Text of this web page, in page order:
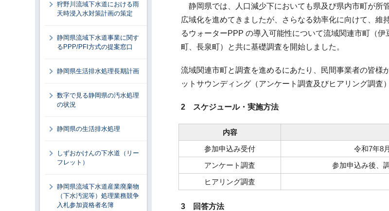
静岡県では、人口減少下においても県及び県内市町が所
広域化を進めてきましたが、さらなる効率化に向けて、
るウォーターPPP の導入可能性について流域関連市町（
町、長泉町）と共に基礎調査を開始しました。
流域関連市町と調査を進めるにあたり、民間事業者の皆
ットサウンディング（アンケート調査及びヒアリング調査
2 スケジュール・実施方法
内容
参加申込み受付
令和7年8
アンケート調査
参加申込み後、
ヒアリング調査
3 回答方法
狩野川流域下水道における雨
天時浸入水対策計画の策定
静岡県流域下水道事業に関す
るPPP/PFI方式の提案窓口
静岡県生活排水処理長期計画
数字で見る静岡県の汚水処理
の状況
静岡県の生活排水処理
しずおかけんの下水道（リー
フレット）
静岡県流域下水道産業廃棄物
（下水汚泥等）処理業務競争
入札参加資格者名簿